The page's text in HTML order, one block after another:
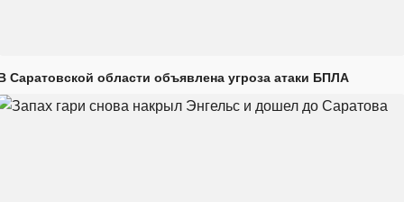
Саратовской области объявлена угроза атаки БПЛА